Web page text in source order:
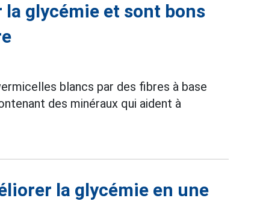
glycémie et sont bons
blancs par des fibres à base
des minéraux qui aident à
la glycémie en une